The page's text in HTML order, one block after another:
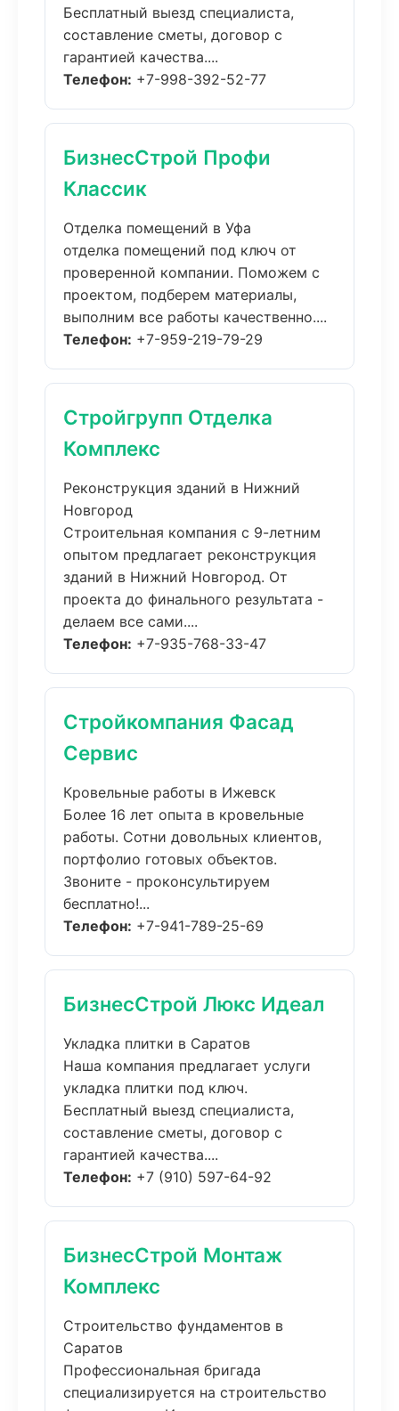
Бесплатный выезд специалиста,
составление сметы, договор с
гарантией качества....
Телефон: +7-998-392-52-77
БизнесСтрой Профи
Классик
Отделка помещений в Уфа
отделка помещений под ключ от
проверенной компании. Поможем с
проектом, подберем материалы,
выполним все работы качественно....
Телефон: +7-959-219-79-29
Стройгрупп Отделка
Комплекс
Реконструкция зданий в Нижний
Новгород
Строительная компания с 9-летним
опытом предлагает реконструкция
зданий в Нижний Новгород. От
проекта до финального результата -
делаем все сами....
Телефон: +7-935-768-33-47
Стройкомпания Фасад
Сервис
Кровельные работы в Ижевск
Более 16 лет опыта в кровельные
работы. Сотни довольных клиентов,
портфолио готовых объектов.
Звоните - проконсультируем
бесплатно!...
Телефон: +7-941-789-25-69
БизнесСтрой Люкс Идеал
Укладка плитки в Саратов
Наша компания предлагает услуги
укладка плитки под ключ.
Бесплатный выезд специалиста,
составление сметы, договор с
гарантией качества....
Телефон: +7 (910) 597-64-92
БизнесСтрой Монтаж
Комплекс
Строительство фундаментов в
Саратов
Профессиональная бригада
специализируется на строительство